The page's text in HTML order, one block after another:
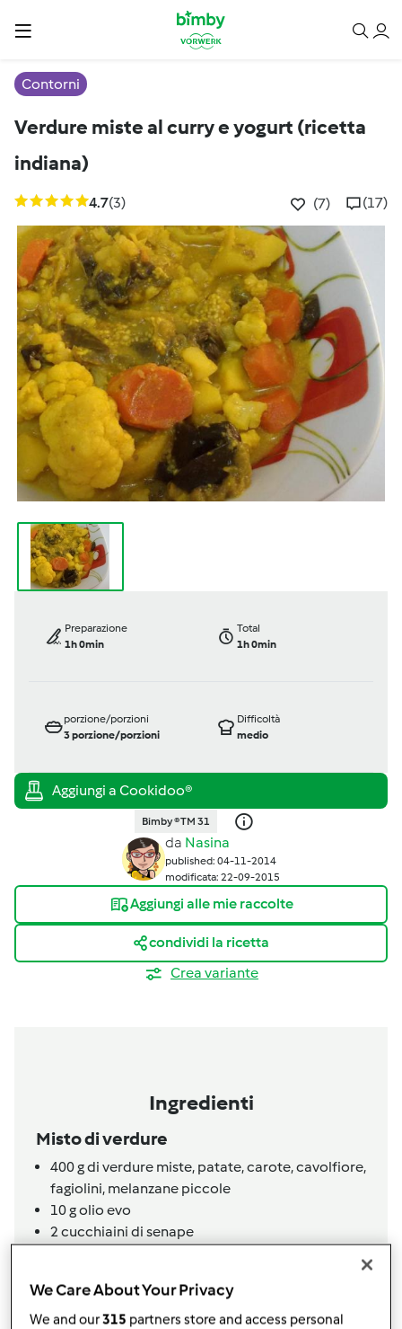
Contorni
Verdure miste al curry e yogurt (ricetta
indiana)
4.7(3) (7) (17)
Preparazione
1h 0min
Total
1h 0min
porzione/porzioni
3porzione/porzioni
Difficoltà
medio
Bimby ® TM 31
da Nasina
published: 04-11-2014
modificata: 22-09-2015
Aggiungi alle mie raccolte
condividi la ricetta
Crea variante
Ingredienti
Misto di verdure
400gdi verdure miste, patate, carote, cavolfiore,
fagiolini, melanzane piccole
10golio evo
2cucchiaini di senape
1spicchioaglio
1pezzettodi peperoncino,secco o peperoncino
We Care About Your Privacy
We and our315 partners store and access personal